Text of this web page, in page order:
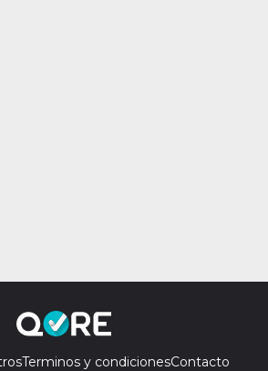
Terminos y condicionesContacto